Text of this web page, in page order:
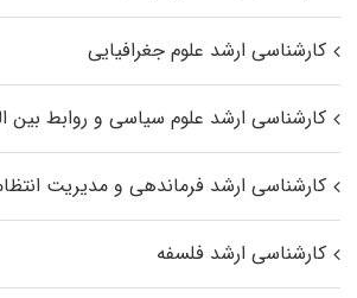
کارشناسی ارشد علوم جغرافیایی
کارشناسی ارشد علوم سیاسی و روابط بین
کارشناسی ارشد فرماندهی و مدیریت
کارشناسی ارشد فلسفه